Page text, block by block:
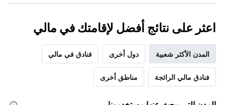
اعثر على نتائج أفضل لإقامتك في مالي
المدن الأكثر شعبية دول أخرى فنادق في مالي
فنادق مالي الرائجة مناطق أخرى